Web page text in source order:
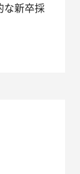
な新卒採